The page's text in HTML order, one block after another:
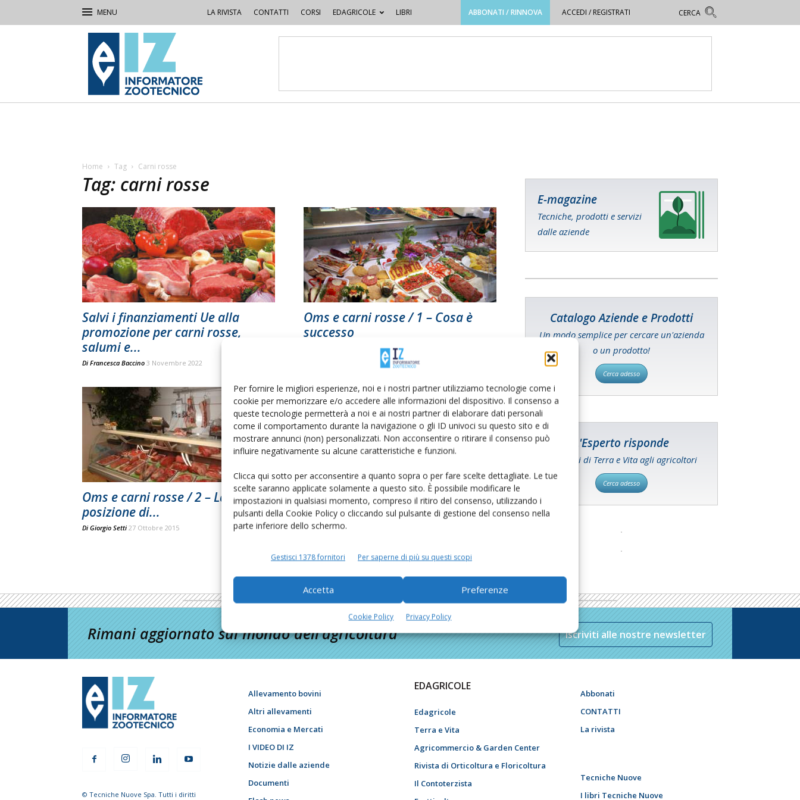
Per fornire le migliori esperienze, noi e i nostri partner utilizziamo tecnologie come i
cookie per memorizzare e/o accedere alle informazioni del dispositivo. Il consenso a
queste tecnologie permetterà a noi e ai nostri partner di elaborare dati personali
come il comportamento durante la navigazione o gli ID univoci su questo sito e di
mostrare annunci (non) personalizzati. Non acconsentire o ritirare il consenso può
influire negativamente su alcune caratteristiche e funzioni.
Clicca qui sotto per acconsentire a quanto sopra o per fare scelte dettagliate. Le tue
scelte saranno applicate solamente a questo sito. È possibile modificare le
impostazioni in qualsiasi momento, compreso il ritiro del consenso, utilizzando i
pulsanti della Cookie Policy o cliccando sul pulsante di gestione del consenso nella
parte inferiore dello schermo.
Gestisci 1378 fornitori Per saperne di più su questi scopi
Accetta Preferenze
Cookie Policy Privacy Policy
LA RIVISTA CONTATTI CORSI EDAGRICOLE LIBRI ABBONATI / RINNOVA ACCEDI / REGISTRATI
IZ
Informatore
Zootecnico
Home Tag Carni rosse
Tag: carni rosse
Salvi i finanziamenti Ue alla
promozione per carni rosse,
salumi e...
Di Francesca Baccino 3 Novembre 2022
Oms e carni rosse / 1 – Cosa è
successo
27 Ottobre 2015
Oms e carni rosse / 2 – La
posizione di...
Di Giorgio Setti 27 Ottobre 2015
Oms e carni rosse / 3 – Il
commento di Confagricoltura...
Di Giorgio Setti
E-magazine
Tecniche, prodotti e servizi
dalle aziende
Catalogo Aziende e Prodotti
Un modo semplice per cercare un'azienda
o un prodotto!
Cerca adesso
L'Esperto risponde
I consigli di Terra e Vita agli agricoltori
Cerca adesso
Rimani aggiornato sul mondo dell’agricoltura Iscriviti alle nostre newsletter
© Tecniche Nuove Spa. Tutti i diritti
Allevamento bovini
Altri allevamenti
Economia e Mercati
I VIDEO DI IZ
Notizie dalle aziende
Documenti
EDAGRICOLE
Edagricole
Terra e Vita
Agricommercio & Garden Center
Rivista di Orticoltura e Floricoltura
Il Contoterzista
Abbonati
CONTATTI
La rivista
Tecniche Nuove
I libri Tecniche Nuove